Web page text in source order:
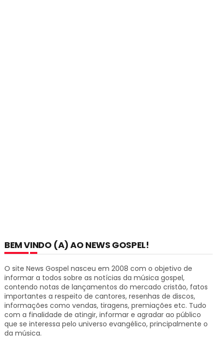
BEM VINDO (A) AO NEWS GOSPEL!
O site News Gospel nasceu em 2008 com o objetivo de
informar a todos sobre as notícias da música gospel,
contendo notas de lançamentos do mercado cristão, fatos
importantes a respeito de cantores, resenhas de discos,
informações como vendas, tiragens, premiações etc. Tudo
com a finalidade de atingir, informar e agradar ao público
que se interessa pelo universo evangélico, principalmente o
da música.